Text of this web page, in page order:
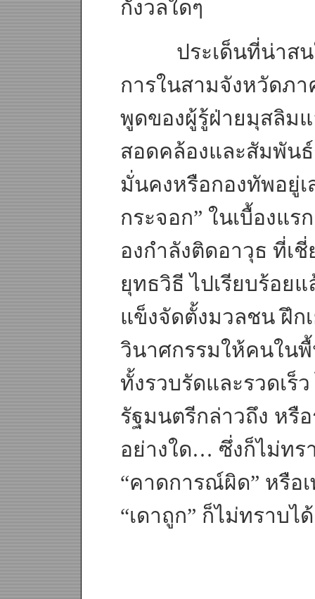
กังวลใดๆ
ประเด็นที่น่าสนใ
การในสามจังหวัดภ
พูดของผู้รู้ฝ่ายมุสลิม
สอดคล้องและสัมพัน
มั่นคงหรือกองทัพอยู่เ
กระจอก” ในเบื้องแ
องกำลังติดอาวุธ ที่เ
ยุทธวิธี ไปเรียบร้อย
แข็งจัดตั้งมวลชน ฝึก
วินาศกรรมให้คนใน
ทั้งรวบรัดและรวดเร็
รัฐมนตรีกล่าวถึง หรื
อย่างใด… ซึ่งก็ไม่ท
“คาดการณ์ผิด” หรือ
“เดาถูก” ก็ไม่ทราบได้